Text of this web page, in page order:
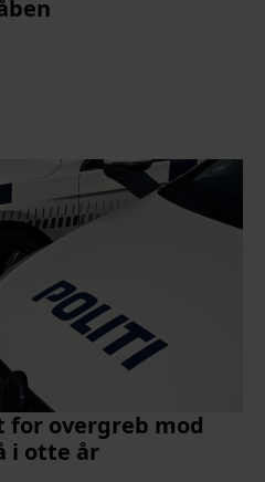
overgreb mod
i otte år